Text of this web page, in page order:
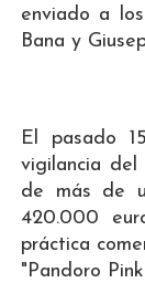
enviado a
Bana y
El pasado
vigilancia del
de más de
420.000
práctica
"Pandoro